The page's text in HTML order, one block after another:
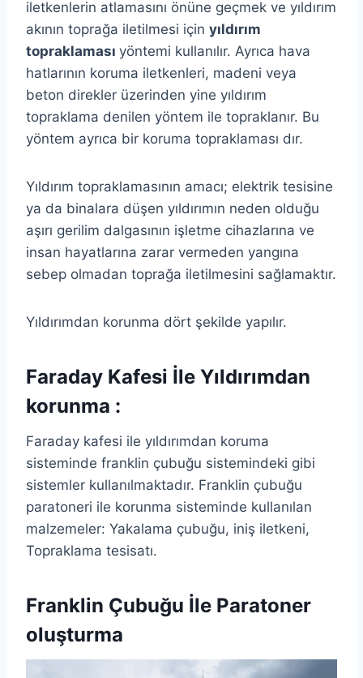
iletkenlerin atlamasını önüne geçmek ve yıldırım
akının toprağa iletilmesi için yıldırım
topraklaması yöntemi kullanılır. Ayrıca hava
hatlarının koruma iletkenleri, madeni veya
beton direkler üzerinden yine yıldırım
topraklama denilen yöntem ile topraklanır. Bu
yöntem ayrıca bir koruma topraklaması dır.
Yıldırım topraklamasının amacı; elektrik tesisine
ya da binalara düşen yıldırımın neden olduğu
aşırı gerilim dalgasının işletme cihazlarına ve
insan hayatlarına zarar vermeden yangına
sebep olmadan toprağa iletilmesini sağlamaktır.
Yıldırımdan korunma dört şekilde yapılır.
Faraday Kafesi İle Yıldırımdan
korunma :
Faraday kafesi ile yıldırımdan koruma
sisteminde franklin çubuğu sistemindeki gibi
sistemler kullanılmaktadır. Franklin çubuğu
paratoneri ile korunma sisteminde kullanılan
malzemeler: Yakalama çubuğu, iniş iletkeni,
Topraklama tesisatı.
Franklin Çubuğu İle Paratoner
oluşturma